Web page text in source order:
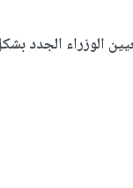
الوزراء الجدد